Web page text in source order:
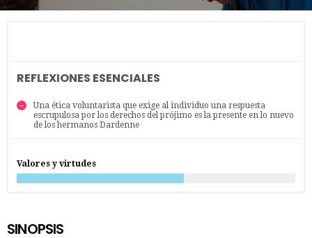
REFLEXIONES ESENCIALES
Una ética voluntarista que exige al individuo una respuesta
escrupulosa por los derechos del prójimo es la presente en lo nuevo
de los hermanos Dardenne
Valores y virtudes
SINOPSIS